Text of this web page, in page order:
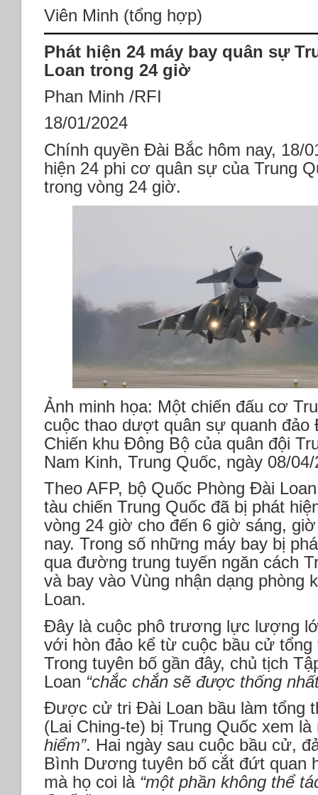
Viên Minh (tổng hợp)
Phát hiện 24 máy bay quân sự
Loan trong 24 giờ
Phan Minh /RFI
18/01/2024
Chính quyền Đài Bắc hôm nay, 18/
hiện 24 phi cơ quân sự của Trung
trong vòng 24 giờ.
Ảnh minh họa: Một chiến đấu cơ
cuộc thao dượt quân sự quanh đảo
Chiến khu Đông Bộ của quân đội
Nam Kinh, Trung Quốc, ngày 08/
Theo AFP, bộ Quốc Phòng Đài
tàu chiến Trung Quốc đã bị phát
vòng 24 giờ cho đến 6 giờ sáng,
nay. Trong số những máy bay bị
qua đường trung tuyến ngăn cách
và bay vào Vùng nhận dạng phòng
Loan.
Đây là cuộc phô trương lực lượng
với hòn đảo kể từ cuộc bầu cử
Trong tuyên bố gần đây, chủ tịch
Loan “chắc chắn sẽ được thống
Được cử tri Đài Loan bầu làm tổng
(Lai Ching-te) bị Trung Quốc xem
hiểm”. Hai ngày sau cuộc bầu cử,
Bình Dương tuyên bố cắt đứt quan
mà họ coi là “một phần không thể